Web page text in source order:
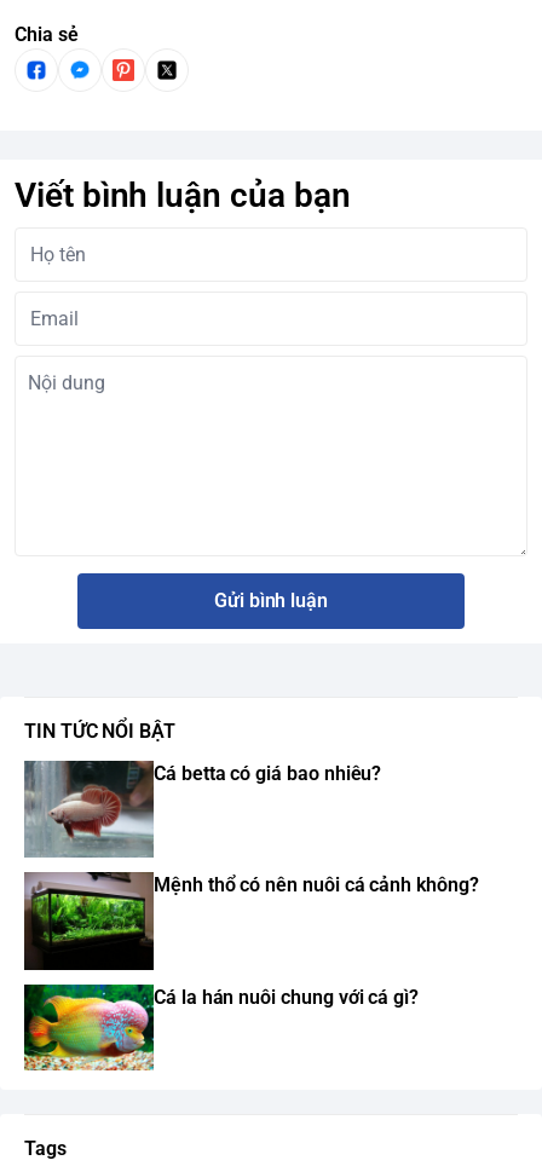
Chia sẻ
Viết bình luận của bạn
Gửi bình luận
TIN TỨC NỔI BẬT
Cá betta có giá bao nhiêu?
Mệnh thổ có nên nuôi cá cảnh không?
Cá la hán nuôi chung với cá gì?
Tags